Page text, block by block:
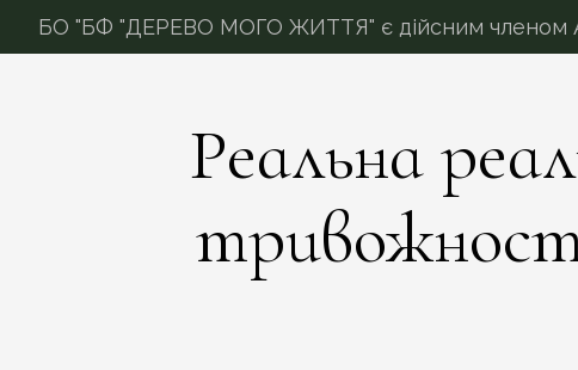
БО "БФ "ДЕРЕВО МОГО ЖИТТЯ" є дійсним членом
Реальна